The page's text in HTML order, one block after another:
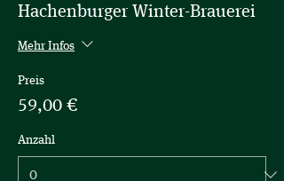
Hachenburger Winter-Brauerei
Mehr Infos
Preis
59,00 €
Anzahl